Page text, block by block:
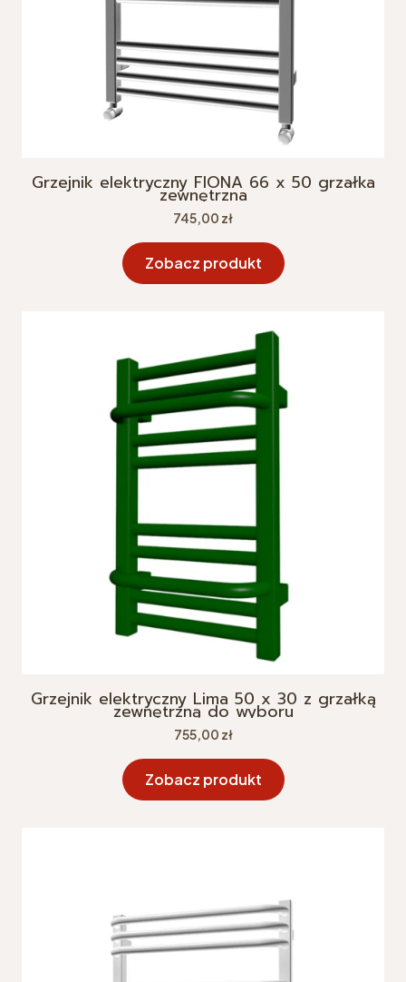
Grzejnik elektryczny FIONA 66 x 50 grzałka
zewnętrzna
Cena
745,00 zł
Zobacz produkt
Grzejnik elektryczny Lima 50 x 30 z grzałką
zewnętrzną do wyboru
Cena
755,00 zł
Zobacz produkt